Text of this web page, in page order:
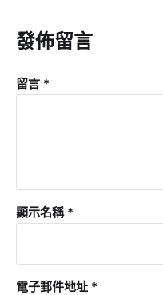
發佈留言
留言 *
顯示名稱 *
電子郵件地址 *